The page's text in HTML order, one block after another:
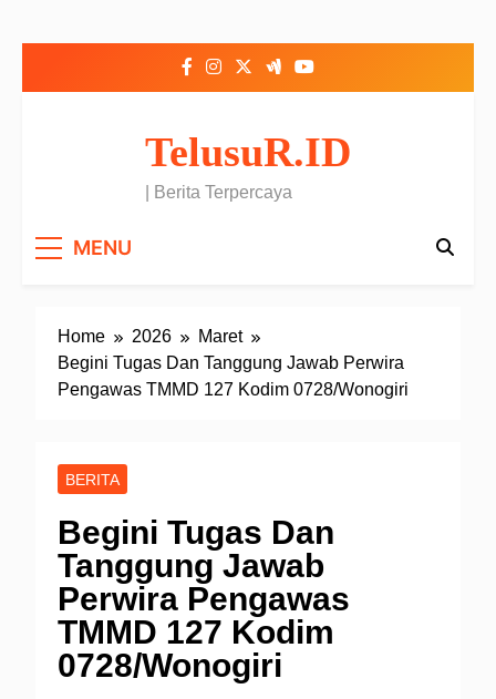
TelusuR.ID
| Berita Terpercaya
MENU
Home 2026
Maret
Begini Tugas Dan Tanggung Jawab Perwira
Pengawas TMMD 127 Kodim 0728/Wonogiri
BERITA
Begini Tugas Dan
Tanggung Jawab
Perwira Pengawas
TMMD 127 Kodim
0728/Wonogiri